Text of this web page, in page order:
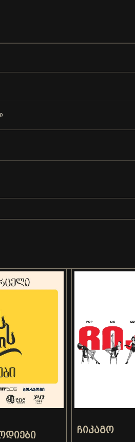
ᲩᲘᲙᲐᲒᲝ